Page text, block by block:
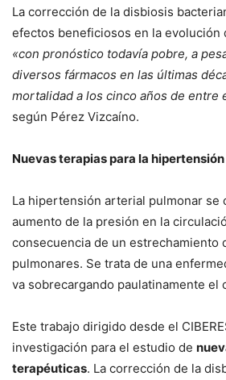
La corrección de la disbiosis
efectos beneficiosos en la evolución
«con pronóstico todavía pobre, a
diversos fármacos en las últimas
mortalidad a los cinco años de entre
según Pérez Vizcaíno.
Nuevas terapias para la
La hipertensión arterial pulmonar se
aumento de la presión en la
consecuencia de un estrechamiento
pulmonares. Se trata de una
va sobrecargando paulatinamente el
Este trabajo dirigido desde el
investigación para el estudio de
terapéuticas. La corrección de la